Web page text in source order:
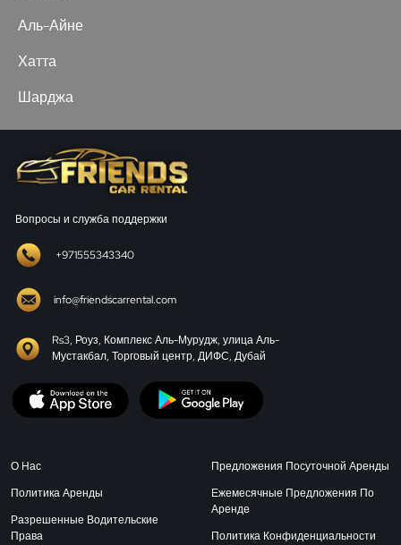
Аль-Айне
Хатта
Шарджа
Вопросы и служба поддержки
+971555343340
info@friendscarrental.com
Rs3, Роуз, Комплекс Аль-Мурудж, улица Аль-
Мустакбал, Торговый центр, ДИФС, Дубай
О Нас
Политика Аренды
Разрешенные Водительские
Права
Предложения Посуточной Аренды
Ежемесячные Предложения По
Аренде
Политика Конфиденциальности